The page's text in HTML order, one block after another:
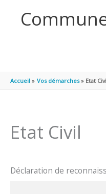
Accueil Vos démarches Etat
Etat Civil
Déclaration de